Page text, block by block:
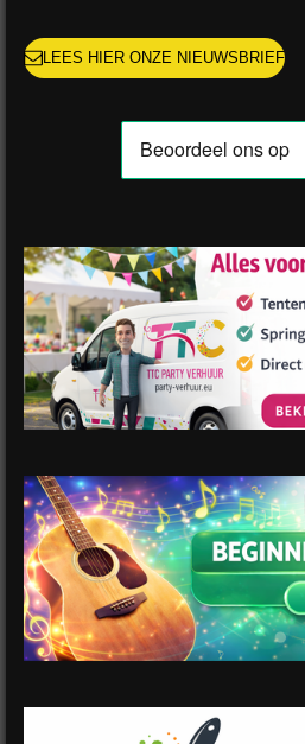
LEES HIER ONZE NIEUWSBRIEF